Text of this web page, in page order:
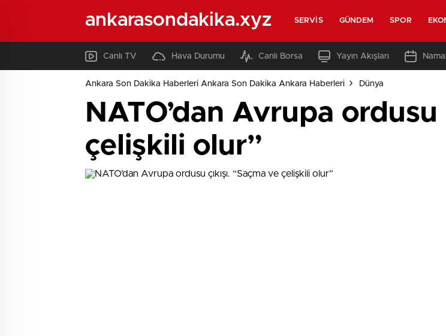
ankarasondakika.xyz SERVIS GÜNDEM SPOR
Canlı TV Hava Durumu Canlı Borsa Yayın Akışları
Ankara Son Dakika Haberleri Ankara Son Dakika Ankara Haberleri Dünya
NATO’dan Avrupa ordusu
çelişkili olur”